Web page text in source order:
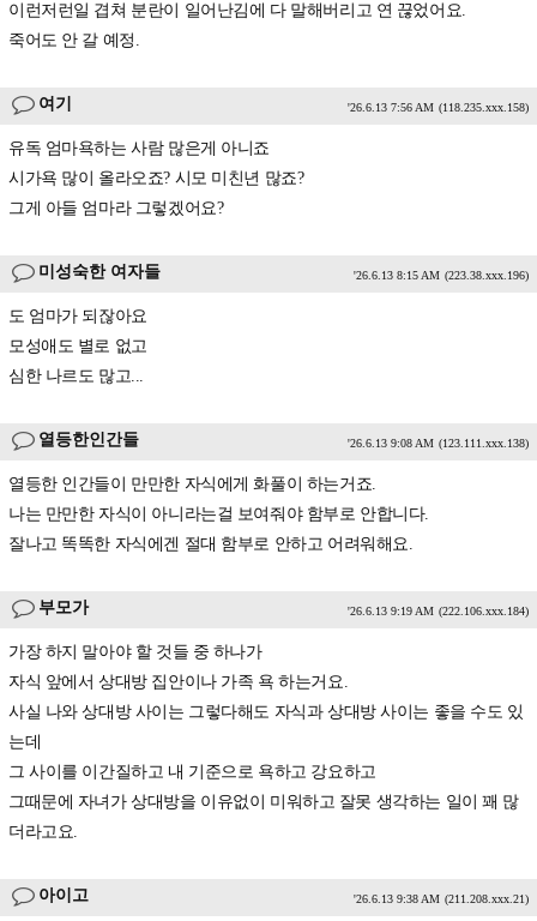
이런저런일 겹쳐 분란이 일어난김에 다 말해버리고 연 끊었어요.
죽어도 안 갈 예정.
여기 '26.6.13 7:56 AM (118.235.xxx.158)
유독 엄마욕하는 사람 많은게 아니죠
시가욕 많이 올라오죠? 시모 미친년 많죠?
그게 아들 엄마라 그렇겠어요?
미성숙한 여자들 '26.6.13 8:15 AM (223.38.xxx.196)
도 엄마가 되잖아요
모성애도 별로 없고
심한 나르도 많고...
열등한인간들 '26.6.13 9:08 AM (123.111.xxx.138)
열등한 인간들이 만만한 자식에게 화풀이 하는거죠.
나는 만만한 자식이 아니라는걸 보여줘야 함부로 안합니다.
잘나고 똑똑한 자식에겐 절대 함부로 안하고 어려워해요.
부모가 '26.6.13 9:19 AM (222.106.xxx.184)
가장 하지 말아야 할 것들 중 하나가
자식 앞에서 상대방 집안이나 가족 욕 하는거요.
사실 나와 상대방 사이는 그렇다해도 자식과 상대방 사이는 좋을 수도 있
는데
그 사이를 이간질하고 내 기준으로 욕하고 강요하고
그때문에 자녀가 상대방을 이유없이 미워하고 잘못 생각하는 일이 꽤 많
더라고요.
아이고 '26.6.13 9:38 AM (211.208.xxx.21)